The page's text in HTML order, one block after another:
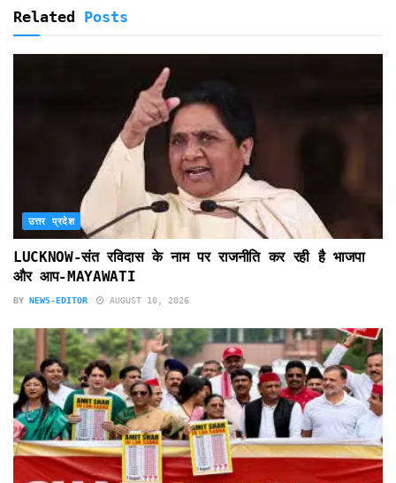
Related Posts
उत्तर प्रदेश
LUCKNOW-संत रविदास के नाम पर राजनीति कर रही है भाजपा
और आप-MAYAWATI
BY NEWS-EDITOR AUGUST 10, 2026